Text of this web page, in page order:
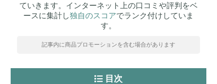
ていきます。インターネット上の口コミや評判をベ
ースに集計し独自のスコアでランク付けしていま
す。
記事内に商品プロモーションを含む場合があります
目次